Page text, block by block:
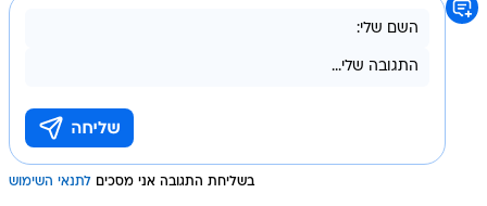
בשליחת התגובה אני מסכים לתנאי השימוש